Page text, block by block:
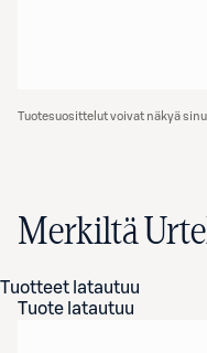
Tuotesuosittelut voivat näkyä
Merkiltä
Tuotteet latautuu
Tuote latautuu